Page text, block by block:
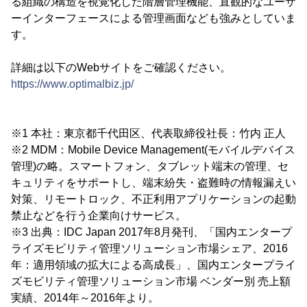
ーインターフェースによる管理画面なども強みとしていま
す。
詳細は以下のWebサイトをご確認ください。
https://www.optimalbiz.jp/
※1 本社：東京都千代田区、代表取締役社長：竹内 正人
※2 MDM：Mobile Device Management(モバイルデバイス
管理)の略。スマートフォン、タブレット端末の管理、セ
キュリティをサポートし、端末紛失・盗難時の情報漏えい
対策、リモートロック、不正利用アプリケーションの起動
禁止などを行う企業向けサービス。
※3 出典：IDC Japan 2017年8月発刊、「国内エンタープ
ライズモビリティ管理ソリューション市場シェア、2016
年：適用領域の拡大による高成長」、国内エンタープライ
ズモビリティ管理ソリューション市場 ベンダー別 売上額
実績、2014年～2016年より。